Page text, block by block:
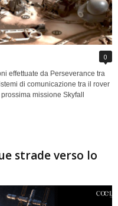
0
effettuate da Perseverance tra
di comunicazione tra il rover
missione Skyfall
strade verso lo